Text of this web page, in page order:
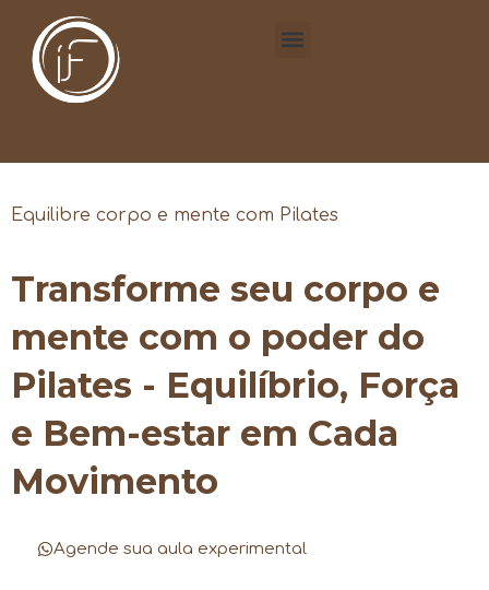
Equilibre corpo e mente com Pilates
Transforme seu corpo e
mente com o poder do
Pilates - Equilíbrio, Força
e Bem-estar em Cada
Movimento
Agende sua aula experimental